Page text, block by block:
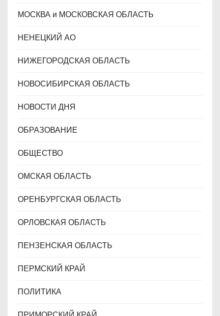
МОСКВА и МОСКОВСКАЯ ОБЛАСТЬ
НЕНЕЦКИЙ АО
НИЖЕГОРОДСКАЯ ОБЛАСТЬ
НОВОСИБИРСКАЯ ОБЛАСТЬ
НОВОСТИ ДНЯ
ОБРАЗОВАНИЕ
ОБЩЕСТВО
ОМСКАЯ ОБЛАСТЬ
ОРЕНБУРГСКАЯ ОБЛАСТЬ
ОРЛОВСКАЯ ОБЛАСТЬ
ПЕНЗЕНСКАЯ ОБЛАСТЬ
ПЕРМСКИЙ КРАЙ
ПОЛИТИКА